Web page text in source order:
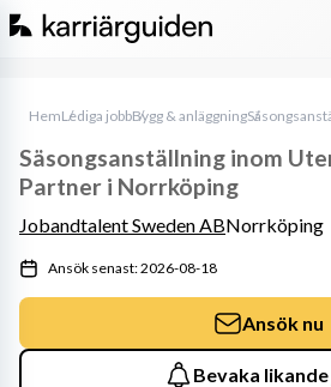
HemLediga jobbBygg & anläggning
Säsongsanställning inom
Partner i Norrköping
Jobandtalent Sweden ABNorrköping
Ansök senast: 2026-08-18
Ansök nu
Bevaka